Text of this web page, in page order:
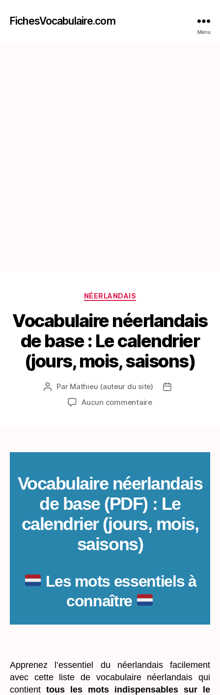
FichesVocabulaire.com
Menu
Catégories
NÉERLANDAIS
Vocabulaire néerlandais
de base : Le calendrier
(jours, mois, saisons)
Auteur
l’article
Par Mathieu (auteur du site)
Date
Aucun commentairesur
calendrier
(jours,
mois,
saisons)
Vocabulaire néerlandais
de base (PDF) : Le
calendrier (jours, mois,
saisons)
Les mots essentiels à
connaître
Apprenez l’essentiel du néerlandais facilement
avec cette liste de vocabulaire néerlandais qui
contient tous les mots indispensables sur le